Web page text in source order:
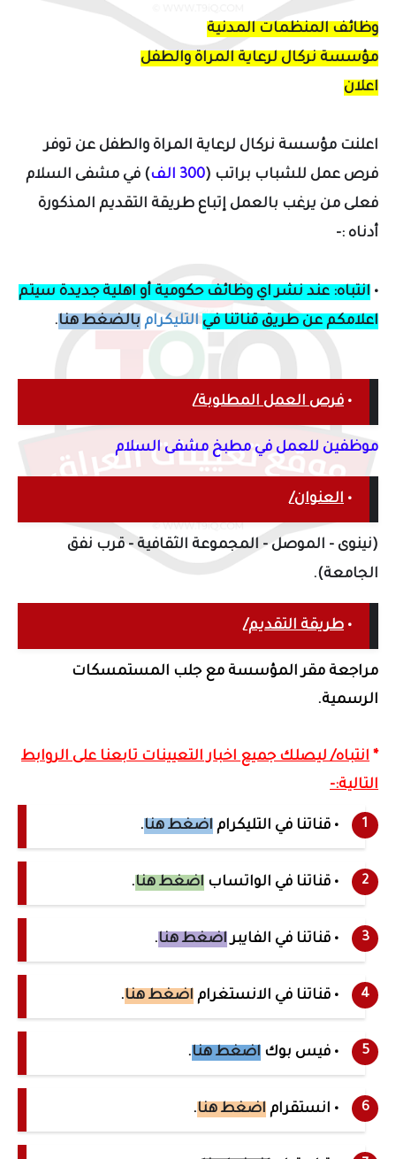
وظائف المنظمات المدنية
مؤسسة نركال لرعاية المراة والطفل
اعلان
اعلنت مؤسسة نركال لرعاية المراة والطفل عن توفر
فرص عمل للشباب براتب (300 الف ) في مشفى السلام
فعلى من يرغب بالعمل إتباع طريقة التقديم المذكورة
أدناه :-
• انتباه: عند نشر اي وظائف حكومية أو اهلية جديدة سيتم
اعلامكم عن طريق قناتنا في التليكرام بالضغط هنا.
• فرص العمل المطلوبة/
موظفين للعمل في مطبخ مشفى السلام
• العنوان/
(نينوى - الموصل - المجموعة الثقافية - قرب نفق
الجامعة).
• طريقة التقديم/
مراجعة مقر المؤسسة مع جلب المستمسكات
الرسمية.
* انتباه/ ليصلك جميع اخبار التعيينات تابعنا على الروابط
التالية:-
• قناتنا في التليكرام اضغط هنا.
• قناتنا في الواتساب اضغط هنا.
• قناتنا في الفايبراضغط هنا.
• قناتنا في الانستغرام اضغط هنا.
• فيس بوك اضغط هنا.
• انستقرام اضغط هنا.